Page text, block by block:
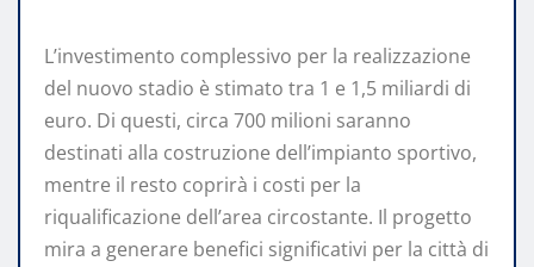
L’investimento complessivo per la realizzazione
del nuovo stadio è stimato tra 1 e 1,5 miliardi di
euro. Di questi, circa 700 milioni saranno
destinati alla costruzione dell’impianto sportivo,
mentre il resto coprirà i costi per la
riqualificazione dell’area circostante. Il progetto
mira a generare benefici significativi per la città di